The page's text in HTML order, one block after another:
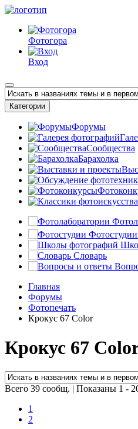
Фотогора
Вход
Категории
Форумы
Сообщества
Барахолка
Фотостудии
Словарь
Главная
Форумы
Фотопечать
Крокус 67 Color
Крокус 67
Всего 39 сообщ. | Показаны 1 -
1
2